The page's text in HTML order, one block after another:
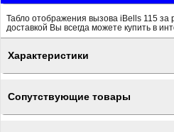
Табло отображения вызова iBells 115 за
доставкой Вы всегда можете купить в
Характеристики
Сопутствующие товары